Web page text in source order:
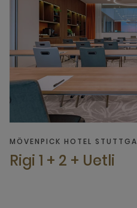
MÖVENPICK HOTEL
Rigi 1 + 2 + Uetli